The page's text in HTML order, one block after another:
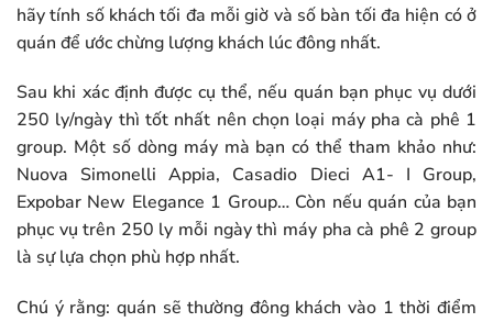
hãy tính số khách tối đa mỗi giờ và số bàn tối đa hiện có ở
quán để ước chừng lượng khách lúc đông nhất.
Sau khi xác định được cụ thể, nếu quán bạn phục vụ dưới
250 ly/ngày thì tốt nhất nên chọn loại máy pha cà phê 1
group. Một số dòng máy mà bạn có thể tham khảo như:
Nuova Simonelli Appia, Casadio Dieci A1- I Group,
Expobar New Elegance 1 Group… Còn nếu quán của bạn
phục vụ trên 250 ly mỗi ngày thì máy pha cà phê 2 group
là sự lựa chọn phù hợp nhất.
Chú ý rằng: quán sẽ thường đông khách vào 1 thời điểm